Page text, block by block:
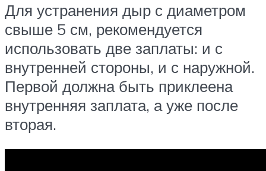
Для устранения дыр с диаметром
свыше 5 см, рекомендуется
использовать две заплаты: и с
внутренней стороны, и с наружной.
Первой должна быть приклеена
внутренняя заплата, а уже после
вторая.